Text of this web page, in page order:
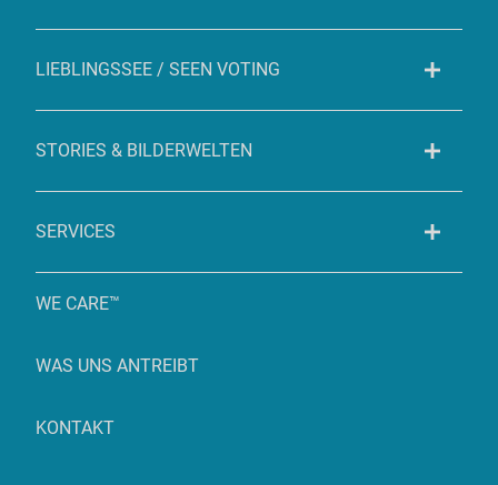
LIEBLINGSSEE / SEEN VOTING
STORIES & BILDERWELTEN
SERVICES
WE CARE™
WAS UNS ANTREIBT
KONTAKT